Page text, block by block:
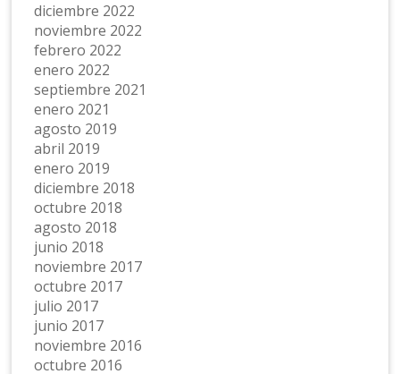
diciembre 2022
noviembre 2022
febrero 2022
enero 2022
septiembre 2021
enero 2021
agosto 2019
abril 2019
enero 2019
diciembre 2018
octubre 2018
agosto 2018
junio 2018
noviembre 2017
octubre 2017
julio 2017
junio 2017
noviembre 2016
octubre 2016